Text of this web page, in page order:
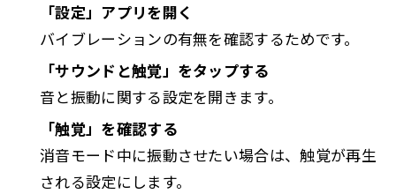
「設定」アプリを開く
バイブレーションの有無を確認するためです。
「サウンドと触覚」をタップする
音と振動に関する設定を開きます。
「触覚」を確認する
消音モード中に振動させたい場合は、触覚が再生
される設定にします。